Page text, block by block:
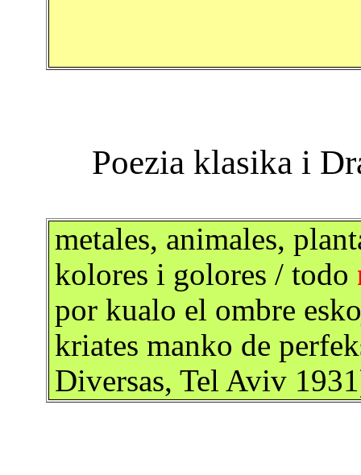
metales, animales,
kolores i golores / todo
por kualo el ombre
kriates manko de
Diversas, Tel Aviv